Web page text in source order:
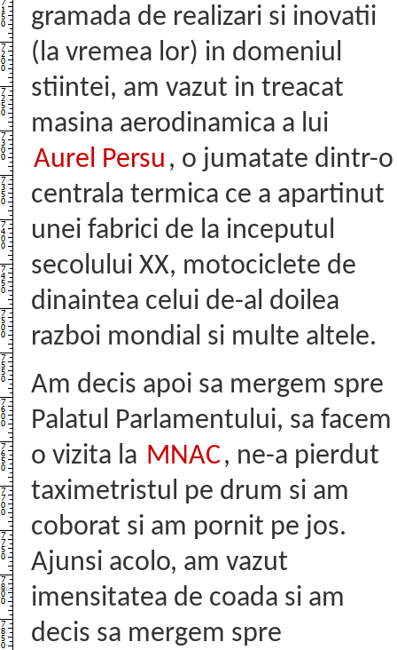
gramada de realizari si inovatii
(la vremea lor) in domeniul
stiintei, am vazut in treacat
masina aerodinamica a lui
Aurel Persu , o jumatate dintr-o
centrala termica ce a apartinut
unei fabrici de la inceputul
secolului XX, motociclete de
dinaintea celui de-al doilea
razboi mondial si multe altele.
Am decis apoi sa mergem spre
Palatul Parlamentului, sa facem
o vizita la MNAC, ne-a pierdut
taximetristul pe drum si am
coborat si am pornit pe jos.
Ajunsi acolo, am vazut
imensitatea de coada si am
decis sa mergem spre